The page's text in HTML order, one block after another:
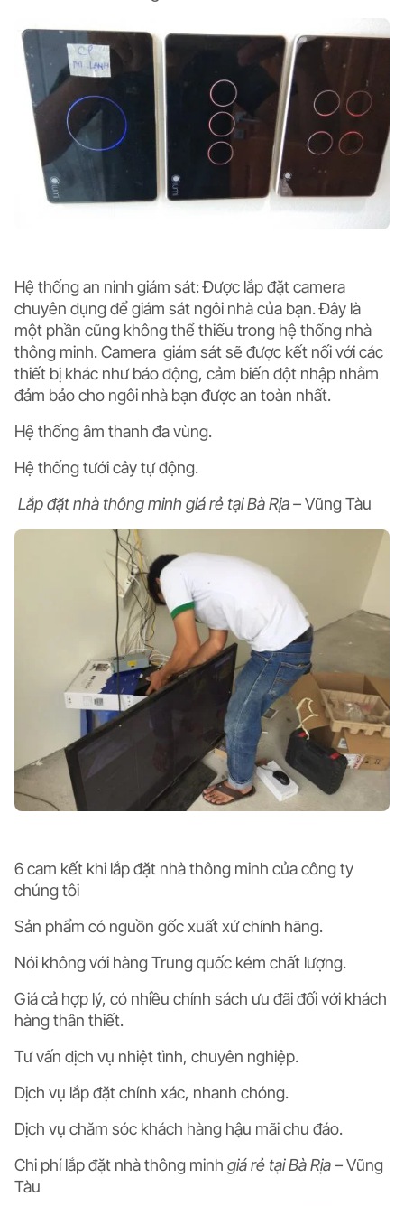
Hệ thống an ninh giám sát:Được lắp đặt camera
chuyên dụng để giám sát ngôi nhà của bạn. Đây là
một phần cũng không thể thiếu trong hệ thống nhà
thông minh. Camera giám sát sẽ được kết nối với các
thiết bị khác như báo động, cảm biến đột nhập nhằm
đảm bảo cho ngôi nhà bạn được an toàn nhất.
Hệ thống âm thanh đa vùng.
Hệ thống tưới cây tự động.
Lắp đặt nhà thông minh giá rẻ tại Bà Rịa –Vũng Tàu
6 cam kết khi lắp đặt nhà thông minh của công ty
chúng tôi
Sản phẩm có nguồn gốc xuất xứ chính hãng.
Nói không với hàng Trung quốc kém chất lượng.
Giá cả hợp lý, có nhiều chính sách ưu đãi đối với khách
hàng thân thiết.
Tư vấn dịch vụ nhiệt tình, chuyên nghiệp.
Dịch vụ lắp đặt chính xác, nhanh chóng.
Dịch vụ chăm sóc khách hàng hậu mãi chu đáo.
Chi phí lắp đặt nhà thông minh giá rẻ tại Bà Rịa –Vũng
Tàu